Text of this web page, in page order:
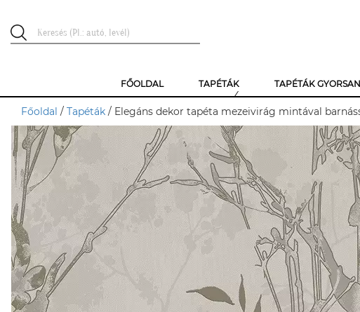
FŐOLDAL TAPÉTÁK TAPÉTÁK GYORSAN
Főoldal / Tapéták / Elegáns dekor tapéta mezeivirág mintával